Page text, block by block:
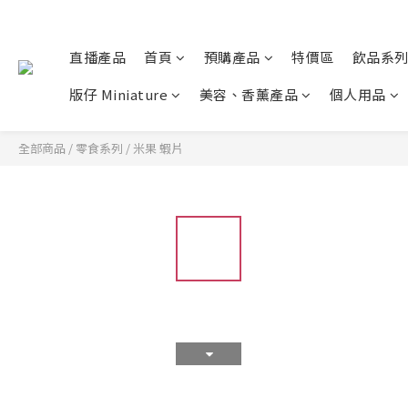
直播產品 首頁 預購產品 特價區
飲品系列
版仔 Miniature
美容、香薰產品 個人用品
全部商品 / 零食系列 / 米果 蝦片